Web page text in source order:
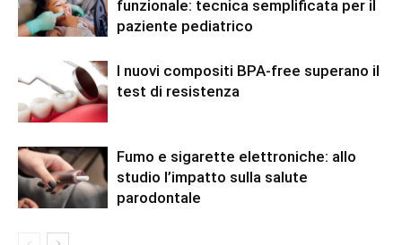
funzionale: tecnica semplificata per il
paziente pediatrico
I nuovi compositi BPA-free superano il
test di resistenza
Fumo e sigarette elettroniche: allo
studio l’impatto sulla salute
parodontale